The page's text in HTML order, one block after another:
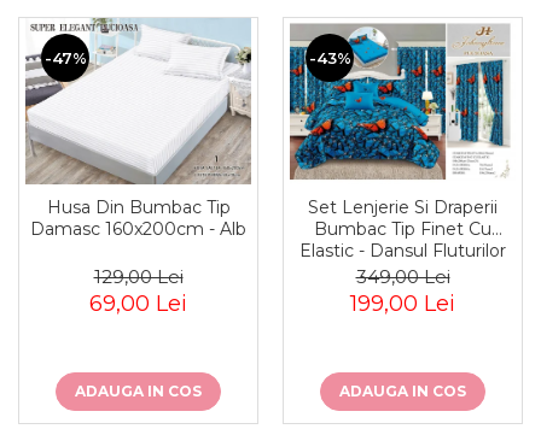
Lenjerii Jacquard
Lenjerii Matase
Lenjerii Creponate
Lenjerii pentru PASTE
Set Lenjerie + Draperii Pat Dublu
-47%
Husa Din Bumbac Tip
Damasc 160x200cm - Alb
129,00 Lei
69,00 Lei
ADAUGA IN COS
-43%
Set Lenjerie Si Draperii
Bumbac Tip Finet Cu
Elastic - Dansul Fluturilor
349,00 Lei
199,00 Lei
ADAUGA IN COS